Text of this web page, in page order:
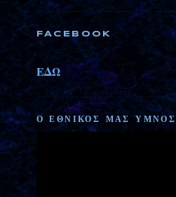
FACEBOOK
ΕΔΩ
Ο ΕΘΝΙΚΟΣ ΜΑΣ ΥΜΝΟΣ